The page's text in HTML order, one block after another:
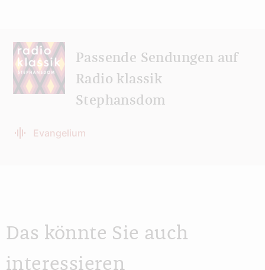
Passende Sendungen auf
Radio klassik
Stephansdom
Evangelium
Das könnte Sie auch
interessieren